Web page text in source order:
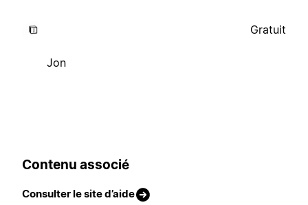
Jon
Gratuit
Contenu associé
Consulter le site d’aide